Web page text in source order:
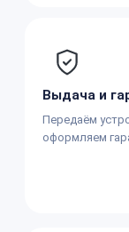
Выдача и
Передаём
оформляем